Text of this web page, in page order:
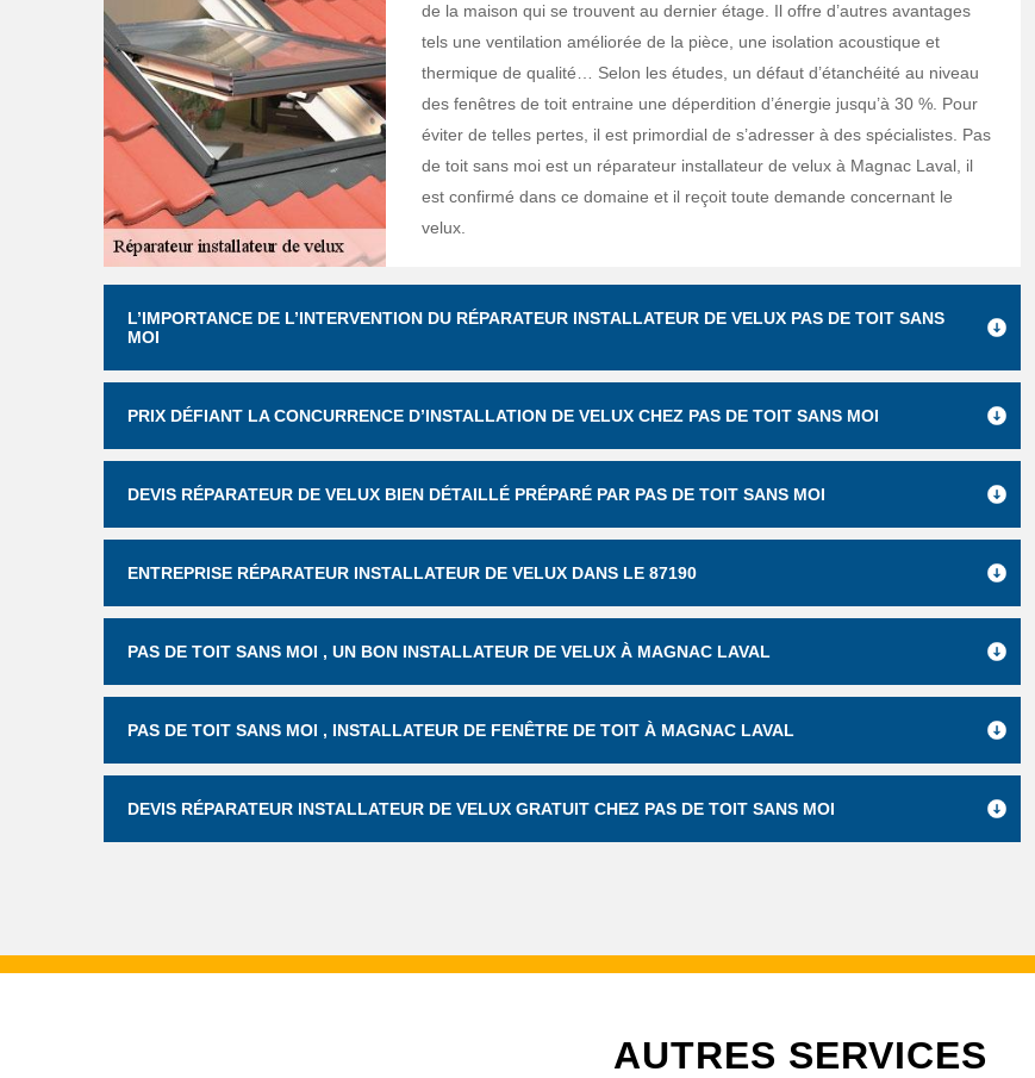
de la maison qui se trouvent au dernier étage. Il offre d’autres avantages
tels une ventilation améliorée de la pièce, une isolation acoustique et
thermique de qualité… Selon les études, un défaut d’étanchéité au niveau
des fenêtres de toit entraine une déperdition d’énergie jusqu’à 30 %. Pour
éviter de telles pertes, il est primordial de s’adresser à des spécialistes. Pas
de toit sans moi est un réparateur installateur de velux à Magnac Laval, il
est confirmé dans ce domaine et il reçoit toute demande concernant le
velux.
L’IMPORTANCE DE L’INTERVENTION DU RÉPARATEUR INSTALLATEUR DE VELUX PAS DE TOIT SANS
MOI
PRIX DÉFIANT LA CONCURRENCE D’INSTALLATION DE VELUX CHEZ PAS DE TOIT SANS MOI
DEVIS RÉPARATEUR DE VELUX BIEN DÉTAILLÉ PRÉPARÉ PAR PAS DE TOIT SANS MOI
ENTREPRISE RÉPARATEUR INSTALLATEUR DE VELUX DANS LE 87190
PAS DE TOIT SANS MOI , UN BON INSTALLATEUR DE VELUX À MAGNAC LAVAL
PAS DE TOIT SANS MOI , INSTALLATEUR DE FENÊTRE DE TOIT À MAGNAC LAVAL
DEVIS RÉPARATEUR INSTALLATEUR DE VELUX GRATUIT CHEZ PAS DE TOIT SANS MOI
AUTRES SERVICES